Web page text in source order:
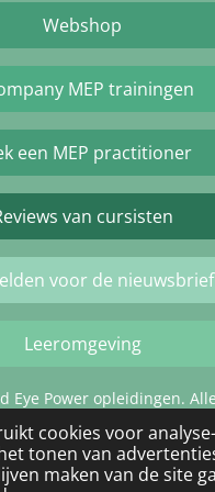
cookies voor analyse-
tonen van
maken van de site
Webshop
MEP trainingen
een MEP practitioner
van cursisten
voor de nieuwsbrief
Leeromgeving
Eye Power opleidingen.